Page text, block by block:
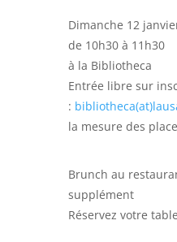
Dimanche 12
de 10h30 à 11h30
à la Bibliotheca
Entrée libre sur
:
la mesure des
Brunch au
supplément
Réservez votre table